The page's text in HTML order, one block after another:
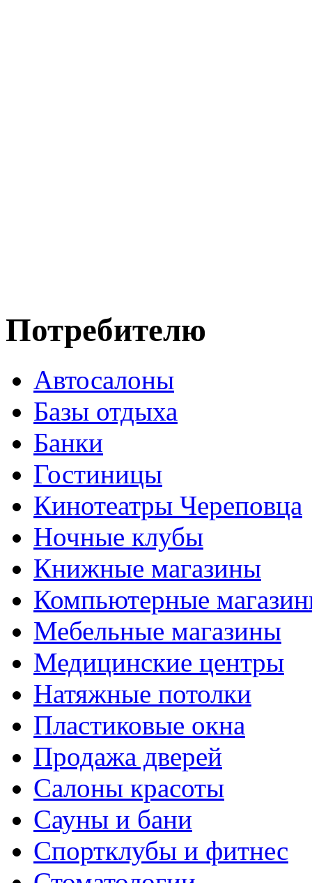
Потребителю
Автосалоны
Базы отдыха
Банки
Гостиницы
Кинотеатры Череповца
Ночные клубы
Книжные магазины
Компьютерные
Мебельные магазины
Медицинские центры
Натяжные потолки
Пластиковые окна
Продажа дверей
Салоны красоты
Сауны и бани
Спортклубы и фитнес